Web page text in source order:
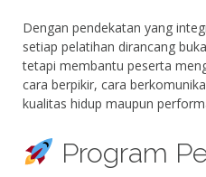
Dengan pendekatan yang
setiap pelatihan dirancang
tetapi membantu peserta
cara berpikir, cara
kualitas hidup maupun
Program